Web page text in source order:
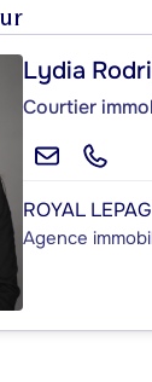
Lydia
Courtier
ROYAL
Agence